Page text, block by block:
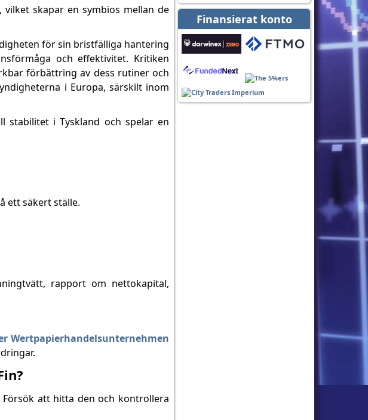
Finansierat konto
skapar en symbios mellan de
för sin bristfälliga hantering
och effektivitet. Kritiken
förbättring av dess rutiner och
i Europa, särskilt inom
stabilitet i Tyskland och spelar en
ett säkert ställe.
rapport om nettokapital,
Wertpapierhandelsunternehmen
att hitta den och kontrollera